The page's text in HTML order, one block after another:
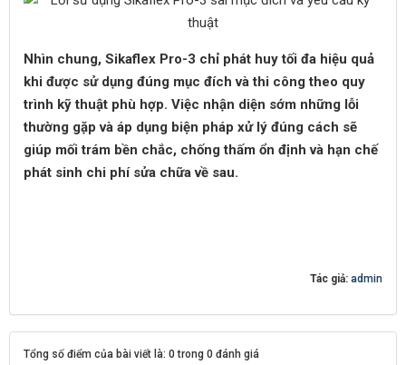
Nhìn chung, Sikaflex Pro-3 chỉ phát huy tối đa hiệu quả
khi được sử dụng đúng mục đích và thi công theo quy
trình kỹ thuật phù hợp. Việc nhận diện sớm những lỗi
thường gặp và áp dụng biện pháp xử lý đúng cách sẽ
giúp mối trám bền chắc, chống thấm ổn định và hạn chế
phát sinh chi phí sửa chữa về sau.
Tác giả: admin
Tổng số điểm của bài viết là: 0 trong 0 đánh giá